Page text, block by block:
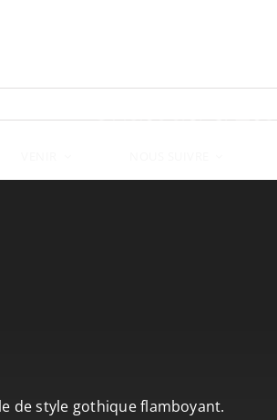
de style gothique flamboyant.